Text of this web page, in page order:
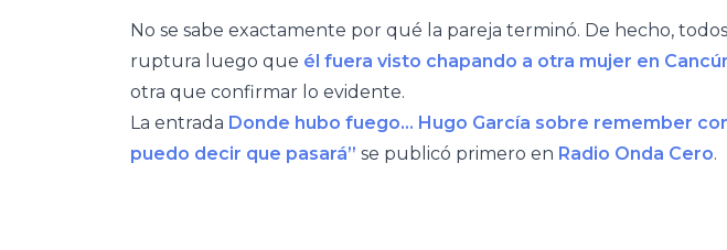
No se sabe exactamente por qué la pareja terminó. De hecho,
ruptura luego que él fuera visto chapando a otra mujer en
otra que confirmar lo evidente.
La entrada Donde hubo fuego… Hugo García sobre remember
puedo decir que pasará” se publicó primero en Radio Onda Cero.